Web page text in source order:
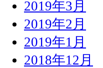
2019年3月
2019年2月
2019年1月
2018年12月